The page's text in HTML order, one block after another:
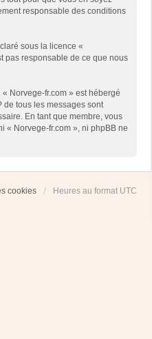
responsable des conditions
sous la licence «
pas responsable de ce que nous
Norvege-fr.com » est hébergé
de tous les messages sont
En tant que membre, vous
« Norvege-fr.com », ni phpBB ne
cookies Heures au format UTC